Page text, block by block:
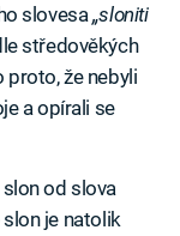
slovesa „sloniti
středověkých
že nebyli
a opírali se
od slova
je natolik